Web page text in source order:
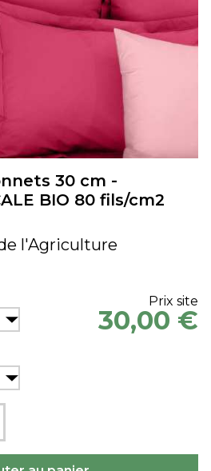
30 cm -
BIO 80 fils/cm2
l'Agriculture
Prix site
30,00 €